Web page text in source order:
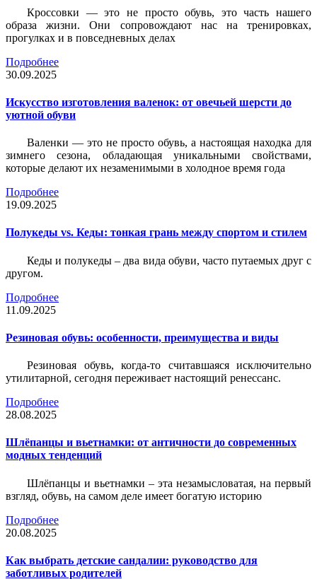
Кроссовки — это не просто обувь, это часть нашего
образа жизни. Они сопровождают нас на тренировках,
прогулках и в повседневных делах
Подробнее
30.09.2025
Искусство изготовления валенок: от овечьей шерсти до
уютной обуви
Валенки — это не просто обувь, а настоящая находка для
зимнего сезона, обладающая уникальными свойствами,
которые делают их незаменимыми в холодное время года
Подробнее
19.09.2025
Полукеды vs. Кеды: тонкая грань между спортом и стилем
Кеды и полукеды – два вида обуви, часто путаемых друг с
другом.
Подробнее
11.09.2025
Резиновая обувь: особенности, преимущества и виды
Резиновая обувь, когда-то считавшаяся исключительно
утилитарной, сегодня переживает настоящий ренессанс.
Подробнее
28.08.2025
Шлёпанцы и вьетнамки: от античности до современных
модных тенденций
Шлёпанцы и вьетнамки – эта незамысловатая, на первый
взгляд, обувь, на самом деле имеет богатую историю
Подробнее
20.08.2025
Как выбрать детские сандалии: руководство для
заботливых родителей